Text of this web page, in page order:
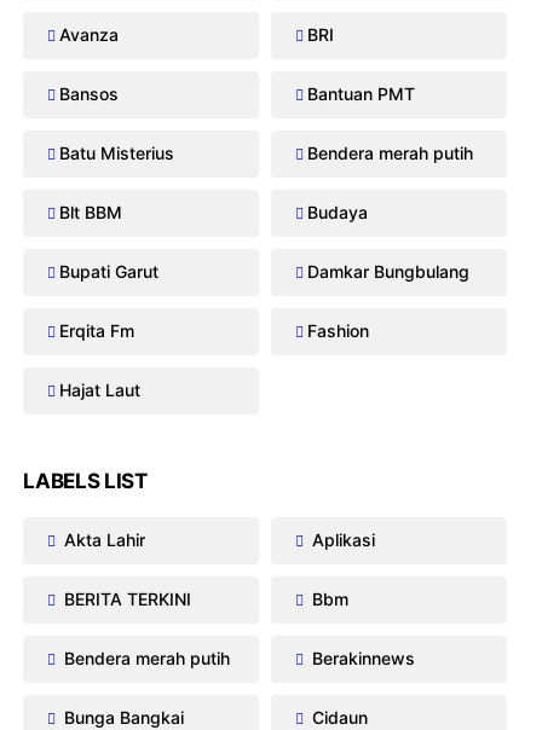
Avanza BRI
Bansos Bantuan PMT
Batu Misterius Bendera merah putih
Blt BBM Budaya
Bupati Garut Damkar Bungbulang
Erqita Fm Fashion
Hajat Laut
LABELS LIST
Akta Lahir Aplikasi
BERITA TERKINI Bbm
Bendera merah putih Berakinnews
Bunga Bangkai Cidaun